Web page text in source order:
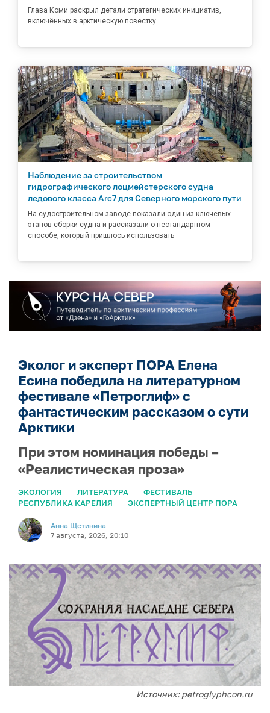
Глава Коми раскрыл детали стратегических инициатив,
включённых в арктическую повестку
Наблюдение за строительством
гидрографического лоцмейстерского судна
ледового класса Arc7 для Северного морского пути
На судостроительном заводе показали один из ключевых
этапов сборки судна и рассказали о нестандартном
способе, который пришлось использовать
Эколог и эксперт ПОРА Елена
Есина победила на литературном
фестивале «Петроглиф» с
фантастическим рассказом о сути
Арктики
При этом номинация победы –
«Реалистическая проза»
ЭКОЛОГИЯ ЛИТЕРАТУРА
ФЕСТИВАЛЬ
РЕСПУБЛИКА КАРЕЛИЯ
ЭКСПЕРТНЫЙ ЦЕНТР ПОРА
Анна Щетинина
7 августа, 2026, 20:10
Источник: petroglyphcon.ru